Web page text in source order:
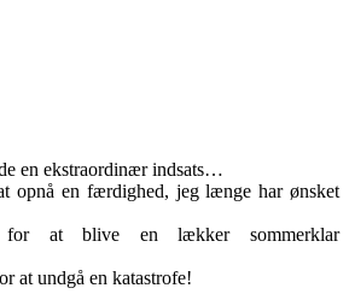
en ekstraordinær indsats…
opnå en færdighed, jeg længe har ønsket
for at blive en lækker sommerklar
at undgå en katastrofe!